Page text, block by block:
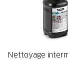
Nettoyage